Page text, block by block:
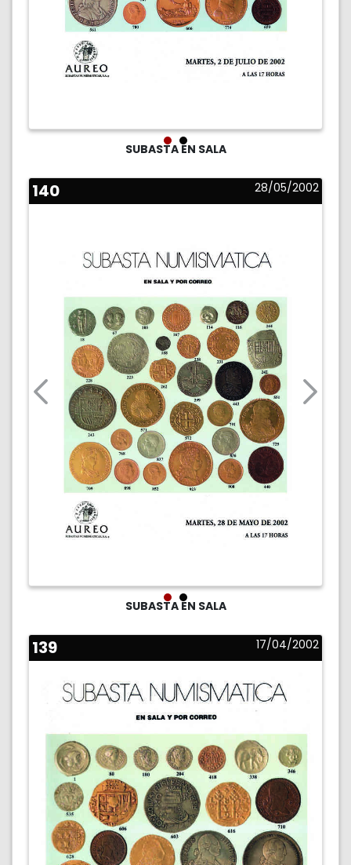
SUBASTA EN SALA
140 28/05/2002
SUBASTA EN SALA
139 17/04/2002